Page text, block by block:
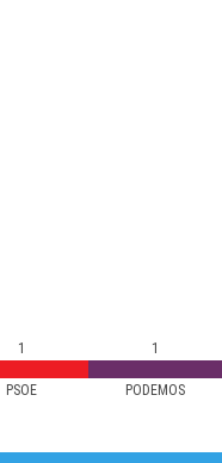
PSOE PODEMOS
1 1